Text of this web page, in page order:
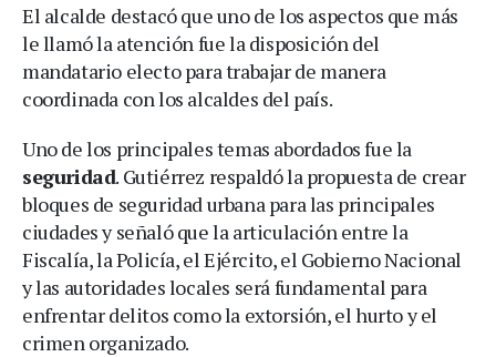
El alcalde destacó que uno de los aspectos que más
le llamó la atención fue la disposición del
mandatario electo para trabajar de manera
coordinada con los alcaldes del país.
Uno de los principales temas abordados fue la
seguridad. Gutiérrez respaldó la propuesta de crear
bloques de seguridad urbana para las principales
ciudades y señaló que la articulación entre la
Fiscalía, la Policía, el Ejército, el Gobierno Nacional
y las autoridades locales será fundamental para
enfrentar delitos como la extorsión, el hurto y el
crimen organizado.